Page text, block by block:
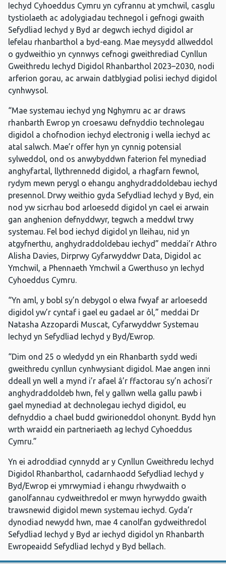
Iechyd Cyhoeddus Cymru yn cyfrannu at ymchwil, casglu
tystiolaeth ac adolygiadau technegol i gefnogi gwaith
Sefydliad Iechyd y Byd ar degwch iechyd digidol ar
lefelau rhanbarthol a byd-eang. Mae meysydd allweddol
o gydweithio yn cynnwys cefnogi gweithrediad Cynllun
Gweithredu Iechyd Digidol Rhanbarthol 2023–2030, nodi
arferion gorau, ac arwain datblygiad polisi iechyd digidol
cynhwysol.
“Mae systemau iechyd yng Nghymru ac ar draws
rhanbarth Ewrop yn croesawu defnyddio technolegau
digidol a chofnodion iechyd electronig i wella iechyd ac
atal salwch. Mae’r offer hyn yn cynnig potensial
sylweddol, ond os anwybyddwn faterion fel mynediad
anghyfartal, llythrennedd digidol, a rhagfarn fewnol,
rydym mewn perygl o ehangu anghydraddoldebau iechyd
presennol. Drwy weithio gyda Sefydliad Iechyd y Byd, ein
nod yw sicrhau bod arloesedd digidol yn cael ei arwain
gan anghenion defnyddwyr, tegwch a meddwl trwy
systemau. Fel bod iechyd digidol yn lleihau, nid yn
atgyfnerthu, anghydraddoldebau iechyd” meddai’r Athro
Alisha Davies, Dirprwy Gyfarwyddwr Data, Digidol ac
Ymchwil, a Phennaeth Ymchwil a Gwerthuso yn Iechyd
Cyhoeddus Cymru.
“Yn aml, y bobl sy’n debygol o elwa fwyaf ar arloesedd
digidol yw’r cyntaf i gael eu gadael ar ôl,” meddai Dr
Natasha Azzopardi Muscat, Cyfarwyddwr Systemau
Iechyd yn Sefydliad Iechyd y Byd/Ewrop.
“Dim ond 25 o wledydd yn ein Rhanbarth sydd wedi
gweithredu cynllun cynhwysiant digidol. Mae angen inni
ddeall yn well a mynd i’r afael â’r ffactorau sy’n achosi’r
anghydraddoldeb hwn, fel y gallwn wella gallu pawb i
gael mynediad at dechnolegau iechyd digidol, eu
defnyddio a chael budd gwirioneddol ohonynt. Bydd hyn
wrth wraidd ein partneriaeth ag Iechyd Cyhoeddus
Cymru.”
Yn ei adroddiad cynnydd ar y Cynllun Gweithredu Iechyd
Digidol Rhanbarthol, cadarnhaodd Sefydliad Iechyd y
Byd/Ewrop ei ymrwymiad i ehangu rhwydwaith o
ganolfannau cydweithredol er mwyn hyrwyddo gwaith
trawsnewid digidol mewn systemau iechyd. Gyda’r
dynodiad newydd hwn, mae 4 canolfan gydweithredol
Sefydliad Iechyd y Byd ar iechyd digidol yn Rhanbarth
Ewropeaidd Sefydliad Iechyd y Byd bellach.